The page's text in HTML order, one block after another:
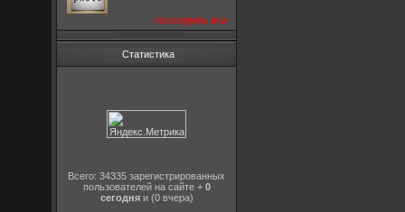
посмотреть все
Статистика
Всего: 34335 зарегистрированных
пользователей на сайте + 0
сегодняи (0 вчера)